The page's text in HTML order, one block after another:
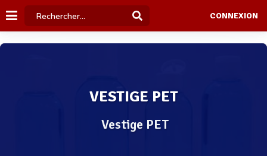
CONNEXION
VESTIGE PET
Vestige PET